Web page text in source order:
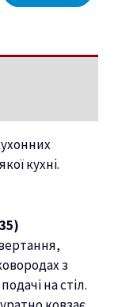
кухні.
з
на стіл.